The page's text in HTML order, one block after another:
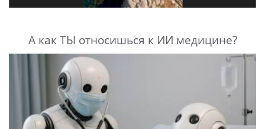
А как ТЫ относишься к ИИ медицине?